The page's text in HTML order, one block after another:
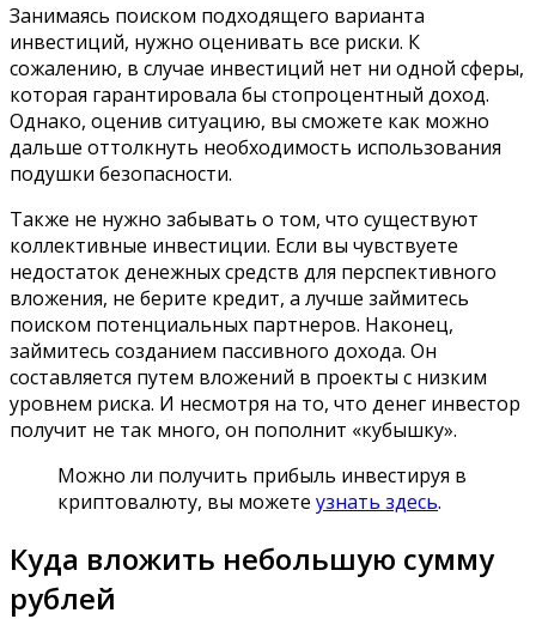
Занимаясь поиском подходящего варианта
инвестиций, нужно оценивать все риски. К
сожалению, в случае инвестиций нет ни одной сферы,
которая гарантировала бы стопроцентный доход.
Однако, оценив ситуацию, вы сможете как можно
дальше оттолкнуть необходимость использования
подушки безопасности.
Также не нужно забывать о том, что существуют
коллективные инвестиции. Если вы чувствуете
недостаток денежных средств для перспективного
вложения, не берите кредит, а лучше займитесь
поиском потенциальных партнеров. Наконец,
займитесь созданием пассивного дохода. Он
составляется путем вложений в проекты с низким
уровнем риска. И несмотря на то, что денег инвестор
получит не так много, он пополнит «кубышку».
Можно ли получить прибыль инвестируя в
криптовалюту, вы можете узнать здесь.
Куда вложить небольшую сумму
рублей